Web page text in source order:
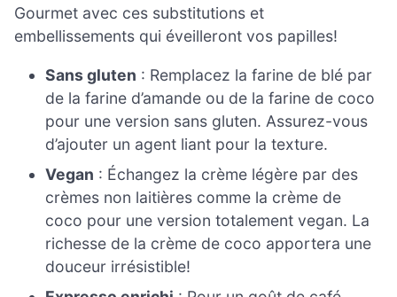
Gourmet avec ces substitutions et
embellissements qui éveilleront vos papilles!
Sans gluten : Remplacez la farine de blé par
de la farine d’amande ou de la farine de coco
pour une version sans gluten. Assurez-vous
d’ajouter un agent liant pour la texture.
Vegan : Échangez la crème légère par des
crèmes non laitières comme la crème de
coco pour une version totalement vegan. La
richesse de la crème de coco apportera une
douceur irrésistible!